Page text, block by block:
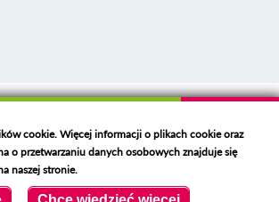
polspam.pl/
Miejski w Opolu Lubelskim
cookie. Więcej informacji o plikach cookie oraz
o przetwarzaniu danych osobowych znajduje się
naszej stronie.